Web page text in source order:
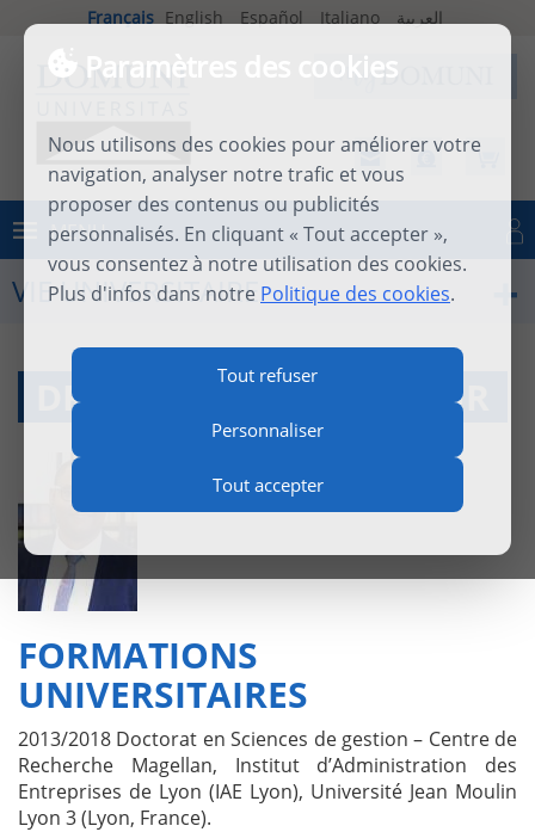
Paramètres des cookies
Nous utilisons des cookies pour améliorer votre
navigation, analyser notre trafic et vous
proposer des contenus ou publicités
personnalisés. En cliquant « Tout accepter »,
vous consentez à notre utilisation des cookies.
Plus d'infos dans notre Politique des cookies.
Tout refuser
Personnaliser
Tout accepter
Français English Español Italiano العربية
MENU Se connecter
VIE UNIVERSITAIRE
DR WILLIAM SAINT FLEUR
FORMATIONS
UNIVERSITAIRES
2013/2018 Doctorat en Sciences de gestion – Centre de
Recherche Magellan, Institut d’Administration des
Entreprises de Lyon (IAE Lyon), Université Jean Moulin
Lyon 3 (Lyon, France).